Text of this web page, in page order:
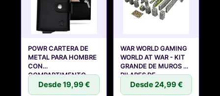
POWR CARTERA DE
METAL PARA HOMBRE
CON
COMPARTIMENTO
PARADesde 19,99 €
WAR WORLD GAMING
WORLD AT WAR - KIT
GRANDE DE MUROS Y
PILARES DE
Desde 24,99 €